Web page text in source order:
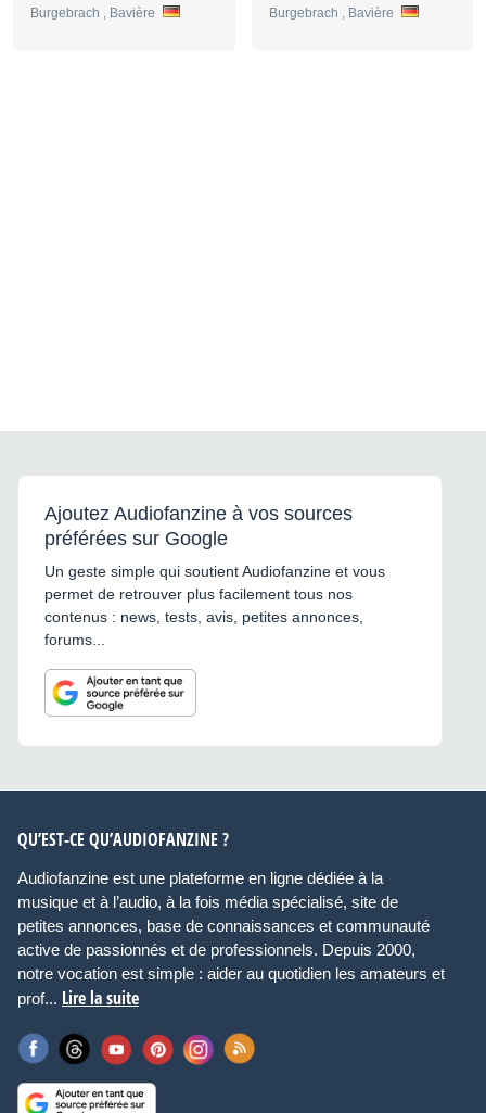
Burgebrach , Bavière Burgebrach , Bavière
Ajoutez Audiofanzine à vos sources
préférées sur Google
Un geste simple qui soutient Audiofanzine et vous
permet de retrouver plus facilement tous nos
contenus : news, tests, avis, petites annonces,
forums...
QU’EST-CE QU’AUDIOFANZINE ?
Audiofanzine est une plateforme en ligne dédiée à la
musique et à l’audio, à la fois média spécialisé, site de
petites annonces, base de connaissances et communauté
active de passionnés et de professionnels. Depuis 2000,
notre vocation est simple : aider au quotidien les amateurs et
prof... Lire la suite